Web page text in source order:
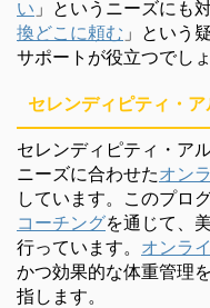
い 」というニーズにも
換どこに頼む 」という
サポートが役立つでしょ
セレンディピティ・
セレンディピティ・ア
ニーズに合わせたオン
しています。このプロ
コーチングを通じて、
行っています。 オンラ
かつ効果的な体重管理
指します。